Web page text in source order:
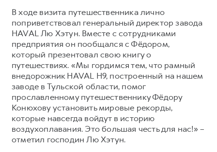
В ходе визита путешественника лично
поприветствовал генеральный директор завода
HAVAL Лю Хэтун. Вместе с сотрудниками
предприятия он пообщался с Фёдором,
который презентовал свою книгу о
путешествиях. «Мы гордимся тем, что рамный
внедорожник HAVAL H9, построенный на нашем
заводе в Тульской области, помог
прославленному путешественнику Фёдору
Конюхову установить мировые рекорды,
которые навсегда войдут в историю
воздухоплавания. Это большая честь для нас!» –
отметил господин Лю Хэтун.